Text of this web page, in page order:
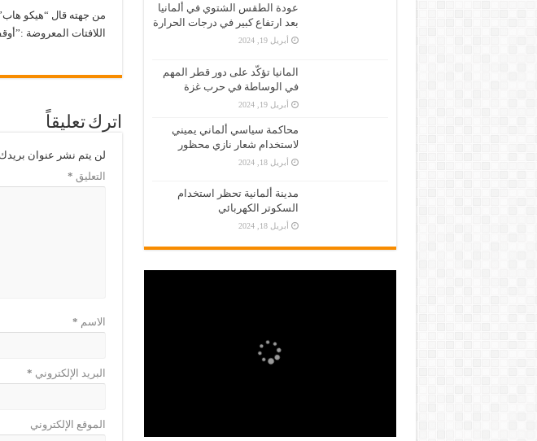
من جهته قال “هيكو
اللافتات المعروضة
اترك تعليقاً
لن يتم نشر عنوان بريدك
التعليق *
الاسم *
البريد الإلكتروني *
الموقع الإلكتروني
عودة الطقس الشتوي في ألمانيا
بعد ارتفاع كبير في درجات الحرارة
أبريل 19, 2024
المانيا تؤكّد على دور قطر المهم
في الوساطة في حرب غزة
أبريل 19, 2024
محاكمة سياسي ألماني يميني
لاستخدام شعار نازي محظور
أبريل 18, 2024
مدينة ألمانية تحظر استخدام
السكوتر الكهربائي
أبريل 18, 2024